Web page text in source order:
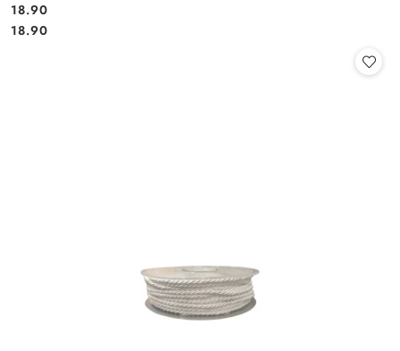
Cena:
18.90
Cena:
18.90